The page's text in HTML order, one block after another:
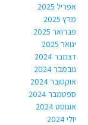
אפריל 2025
מרץ 2025
פברואר 2025
ינואר 2025
דצמבר 2024
נובמבר 2024
אוקטובר 2024
ספטמבר 2024
אוגוסט 2024
יולי 2024